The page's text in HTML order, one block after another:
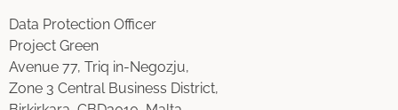
Data Protection Officer
Project Green
Avenue 77, Triq in-Negozju,
Zone 3 Central Business District,